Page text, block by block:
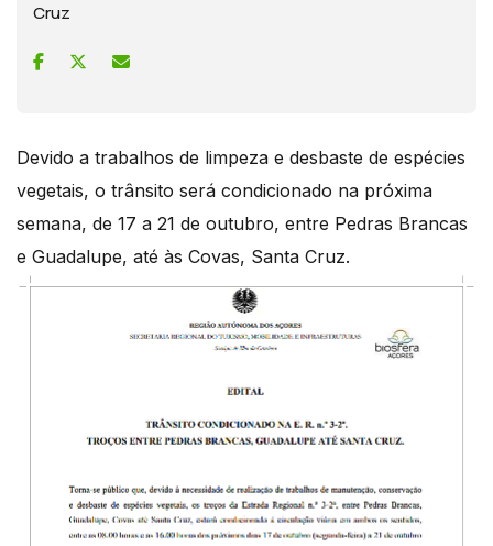
Cruz
Devido a trabalhos de limpeza e desbaste de espécies
vegetais, o trânsito será condicionado na próxima
semana, de 17 a 21 de outubro, entre Pedras Brancas
e Guadalupe, até às Covas, Santa Cruz.